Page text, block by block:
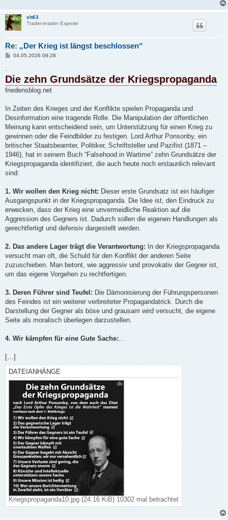
slt63
Trader-insider Experte
Re: „Der Krieg ist längst beschlossen“
B
r
a
g
04.05.2026 09:28
.
Die zehn Grundsätze der Kriegspropaganda
friedensblog.net
In Zeiten des Krieges und der Konflikte spielen Propaganda und
Desinformation eine tragende Rolle. Die Manipulation der öffentlichen
Meinung kann entscheidend sein, um Unterstützung für einen Krieg zu
gewinnen oder die Feindbilder zu festigen. Lord Arthur Ponsonby, ein
britischer Staatsbeamter, Politiker, Schriftsteller und Pazifist (1871 –
1946), hat in seinem Buch “Falsehood in Wartime” zehn Grundsätze der
Kriegspropaganda identifiziert, die auch heute noch erstaunlich relevant
sind:
1. Wir wollen den Krieg nicht: Dieser erste Grundsatz ist ein häufiger
Ausgangspunkt in der Kriegspropaganda. Die Idee ist, den Eindruck zu
erwecken, dass der Krieg eine unvermeidliche Reaktion auf die
Aggression des Gegners ist. Dadurch sollen die eigenen Handlungen als
gerechtfertigt und defensiv dargestellt werden.
2. Das andere Lager trägt die Verantwortung:
In der Kriegspropaganda
versucht man oft, die Schuld für den Konflikt der anderen Seite
zuzuschieben. Man betont, wie aggressiv und provokativ der Gegner ist,
um das eigene Vorgehen zu rechtfertigen.
3. Deren Führer sind Teufel: Die Dämonisierung der Führungspersonen
des Feindes ist ein weiterer verbreiteter Propagandatrick. Durch die
Darstellung der Gegner als böse und grausam wird versucht, die eigene
Seite als moralisch überlegen darzustellen.
4. Wir kämpfen für eine Gute Sache:...
[…]
DATEIANHÄNGE
Kriegspropaganda10.jpg (24.16 KiB) 10302 mal betrachtet